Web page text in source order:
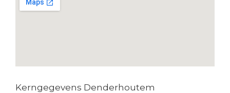
Kerngegevens Denderhoutem